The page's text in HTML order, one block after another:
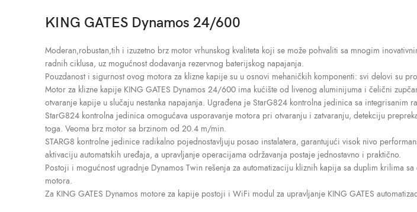
KING GATES Dynamos 24/600
Moderan,robustan,tih i izuzetno brz motor vrhunskog kvaliteta koji se može pohvaliti sa mnogim
radnih ciklusa, uz mogućnost dodavanja rezervnog baterijskog napajanja.
Pouzdanost i sigurnost ovog motora za klizne kapije su u osnovi mehaničkih komponenti: svi delovi su
Motor za klizne kapije KING GATES Dynamos 24/600 ima kućište od livenog aluminijuma i čelični
otvaranje kapije u slučaju nestanka napajanja. Ugrađena je StarG824 kontrolna jedinica sa
StarG824 kontrolna jedinica omogućava usporavanje motora pri otvaranju i zatvaranju, detekciju
toga. Veoma brz motor sa brzinom od 20.4 m/min.
STARG8 kontrolne jedinice radikalno pojednostavljuju posao instalatera, garantujući visok nivo
aktivaciju automatskih uređaja, a upravljanje operacijama održavanja postaje jednostavno i praktično.
Postoji i mogućnost ugradnje Dynamos Twin rešenja za automatizaciju kliznih kapija sa duplim krilima
motora.
Za KING GATES Dynamos motore za kapije postoji i WiFi modul za upravljanje KING GATES